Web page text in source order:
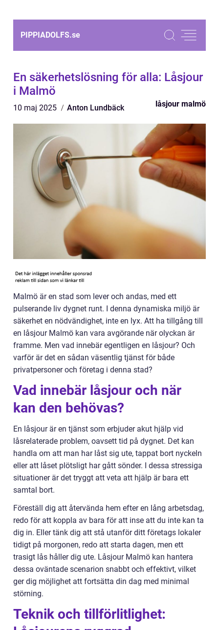
PIPPIADOLFS.se
En säkerhetslösning för alla: Låsjour
i Malmö
10 maj 2025 Anton Lundbäck låsjour malmö
Malmö är en stad som lever och andas, med ett
pulserande liv dygnet runt. I denna dynamiska miljö är
säkerhet en nödvändighet, inte en lyx. Att ha tillgång till
en låsjour Malmö kan vara avgörande när olyckan är
framme. Men vad innebär egentligen en låsjour? Och
varför är det en sådan väsentlig tjänst för både
privatpersoner och företag i denna stad?
Vad innebär låsjour och när
kan den behövas?
En låsjour är en tjänst som erbjuder akut hjälp vid
låsrelaterade problem, oavsett tid på dygnet. Det kan
handla om att man har låst sig ute, tappat bort nyckeln
eller att låset plötsligt har gått sönder. I dessa stressiga
situationer är det tryggt att veta att hjälp är bara ett
samtal bort.
Föreställ dig att återvända hem efter en lång arbetsdag,
redo för att koppla av bara för att inse att du inte kan ta
dig in. Eller tänk dig att stå utanför ditt företags lokaler
tidigt på morgonen, redo att starta dagen, men ett
trasigt lås håller dig ute. Låsjour Malmö kan hantera
dessa oväntade scenarion snabbt och effektivt, vilket
ger dig möjlighet att fortsätta din dag med minimal
störning.
Teknik och tillförlitlighet: